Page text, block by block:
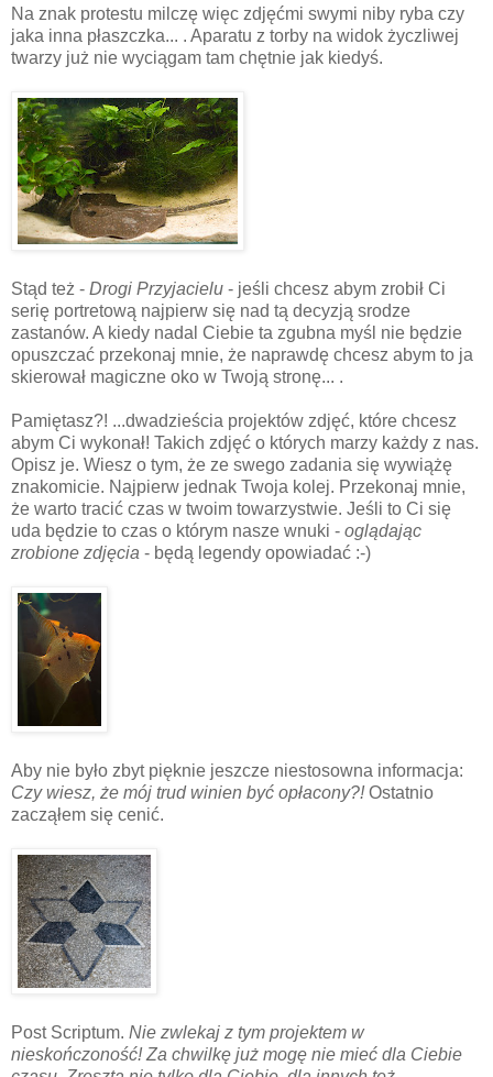
Na znak protestu milczę więc zdjęćmi swymi niby ryba czy
jaka inna płaszczka... . Aparatu z torby na widok życzliwej
twarzy już nie wyciągam tam chętnie jak kiedyś.
Stąd też - Drogi Przyjacielu - jeśli chcesz abym zrobił Ci
serię portretową najpierw się nad tą decyzją srodze
zastanów. A kiedy nadal Ciebie ta zgubna myśl nie będzie
opuszczać przekonaj mnie, że naprawdę chcesz abym to ja
skierował magiczne oko w Twoją stronę... .
Pamiętasz?! ...dwadzieścia projektów zdjęć, które chcesz
abym Ci wykonał! Takich zdjęć o których marzy każdy z nas.
Opisz je. Wiesz o tym, że ze swego zadania się wywiążę
znakomicie. Najpierw jednak Twoja kolej. Przekonaj mnie,
że warto tracić czas w twoim towarzystwie. Jeśli to Ci się
uda będzie to czas o którym nasze wnuki - oglądając
zrobione zdjęcia - będą legendy opowiadać :-)
Aby nie było zbyt pięknie jeszcze niestosowna informacja:
Czy wiesz, że mój trud winien być opłacony?!Ostatnio
zacząłem się cenić.
Post Scriptum. Nie zwlekaj z tym projektem w
nieskończoność! Za chwilkę już mogę nie mieć dla Ciebie